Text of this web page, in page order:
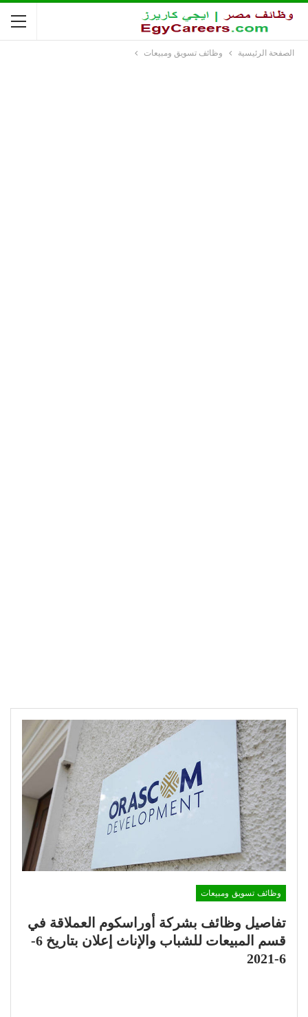
الصفحة الرئيسية وظائف تسويق ومبيعات
وظائف تسويق ومبيعات
تفاصيل وظائف بشركة أوراسكوم العملاقة في
قسم المبيعات للشباب والإناث إعلان بتاريخ 6-
6-2021